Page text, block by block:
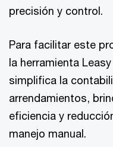
precisión y control.
Para facilitar este
la herramienta
simplifica la
arrendamientos,
eficiencia y
manejo manual.